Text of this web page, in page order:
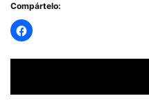
Compártelo: